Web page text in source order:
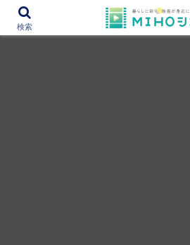
12000作品を紹介！あなたの映画図
検索